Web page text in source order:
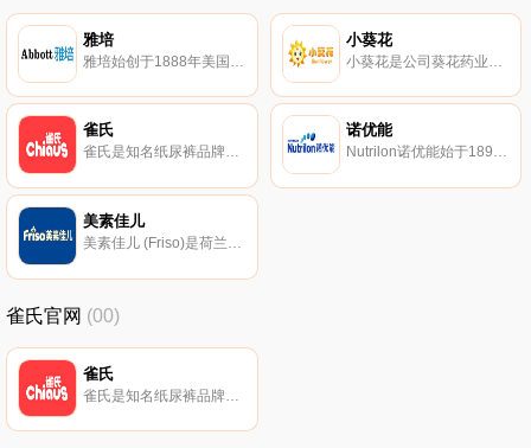
雅培 小葵花
雀氏
雀氏是知名纸尿裤品牌，集研发、设计、生产、销售、售后服务为一体，制造婴幼系列健康护理用品的大型企业。
诺优能
Nutrilon诺优能始于1896年荷兰，享有极高声誉的高品质奶粉品牌。诺优能产品研发、生产到罐装均在荷兰完成，专注于婴幼儿营养领域产品研发生产的公司。
美素佳儿
美素佳儿 (Friso)是荷兰皇家菲仕兰旗下的婴幼儿奶粉品牌。美素佳儿奶粉均是来自荷兰自家牧场，100%原产原罐进口，鲜奶到罐装一次完成，全程工艺有严格管控。
雀氏官网 (00)
雀氏
雀氏是知名纸尿裤品牌，集研发、设计、生产、销售、售后服务为一体，制造婴幼系列健康护理用品的大型企业。